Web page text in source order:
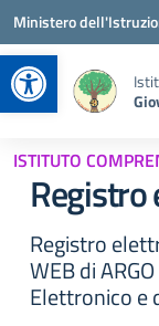
Apri la
Vai ai contenuti
Vai al menu di
Vai al footer
Ministero
ISTITUTO
Registro
WEB di
Elettronico e